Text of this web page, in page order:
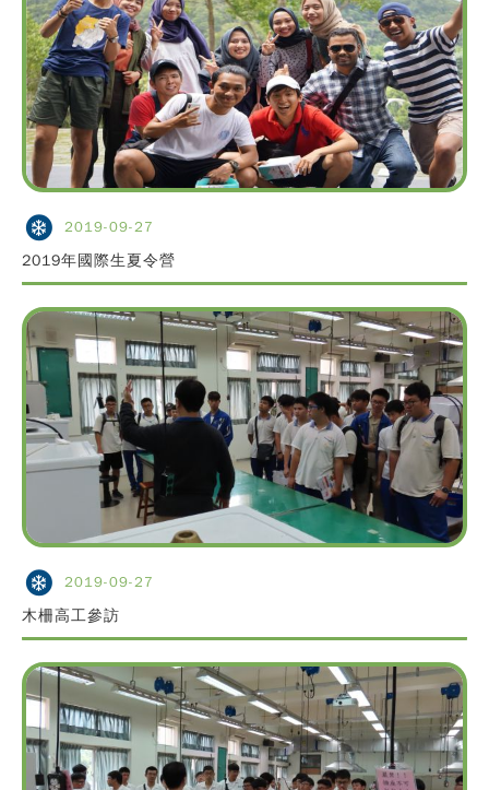
2019-09-27
2019年國際生夏令營
2019-09-27
木柵高工參訪